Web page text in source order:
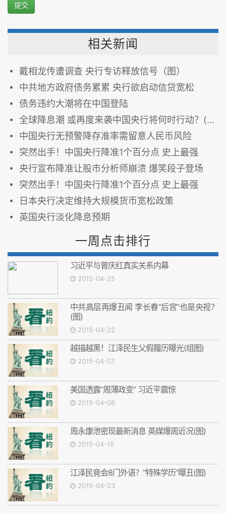
提交
相关新闻
戴相龙传遭调查 央行专访释放信号（图）
中共地方政府债务累累 央行欲启动信贷宽松
债务违约大潮将在中国登陆
全球降息潮 或再度来袭中国央行将何时行动？(图)
中国央行无预警降存准率需留意人民币风险
突然出手！中国央行降准1个百分点 史上最强
央行宣布降准让股市分析师崩溃 爆笑段子登场
突然出手！中国央行降准1个百分点 史上最强
日本央行决定维持大规模货币宽松政策
英国央行淡化降息预期
一周点击排行
习近平与曾庆红真实关系内幕
2015-04-25
中共高层再爆丑闻 李长春“后宫”也是央视？
(图)
2015-04-22
越描越黑！江泽民生父假履历曝光(组图)
2015-04-07
美国透露“周薄政变” 习近平震惊
2015-04-08
周永康泄密现最新消息 英媒爆周近况(图)
2015-04-16
江泽民竟会8门外语？“特殊学历”曝丑(图)
2015-04-23